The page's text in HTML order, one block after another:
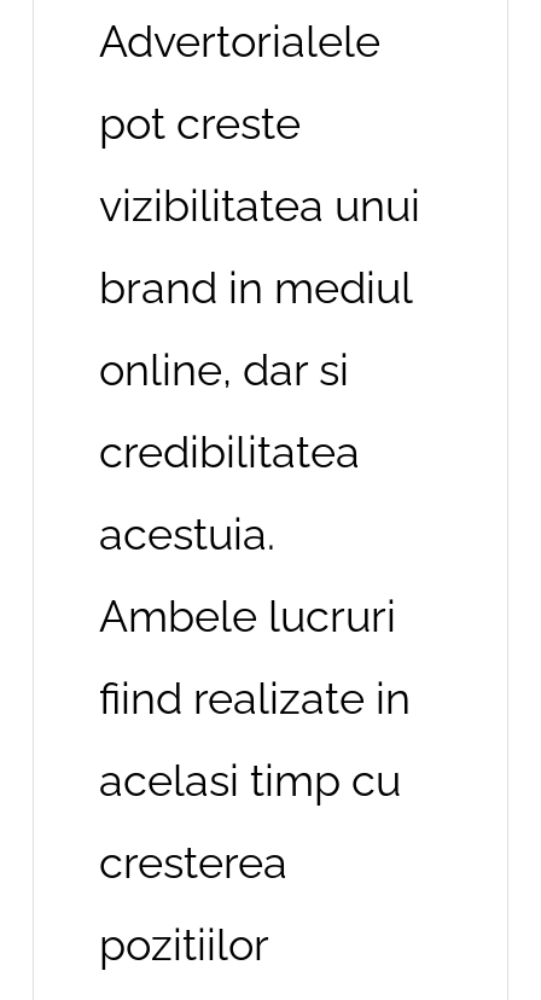
Advertorialele
pot creste
vizibilitatea unui
brand in mediul
online, dar si
credibilitatea
acestuia.
Ambele lucruri
fiind realizate in
acelasi timp cu
cresterea
pozitiilor